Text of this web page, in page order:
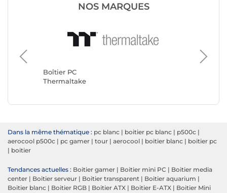
NOS MARQUES
Boîtier PC
Thermaltake
Boîtier
Corsair
Dans la même thématique : pc blanc | boitier pc blanc | p500c |
aerocool p500c | pc gamer | tour | aerocool | boitier blanc | boitier pc
| boitier
Tendances actuelles : Boitier gamer | Boitier mini PC | Boitier media
center | Boitier serveur | Boitier transparent | Boitier aquarium |
Boitier blanc | Boitier RGB | Boitier ATX | Boitier E-ATX | Boitier Mini